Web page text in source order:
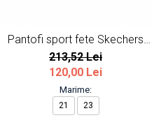
Pantofi sport fete Skechers
Dreamy Dancer
213,52 Lei
120,00 Lei
Marime:
21 23